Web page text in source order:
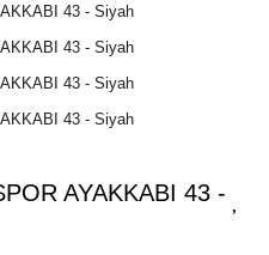
AYAKKABI 43 -